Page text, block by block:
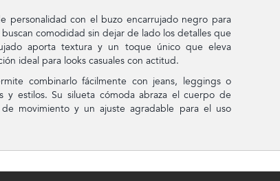
personalidad con el buzo encarrujado negro para
comodidad sin dejar de lado los detalles que
aporta textura y un toque único que eleva
ideal para looks casuales con actitud.
combinarlo fácilmente con jeans, leggings o
y estilos. Su silueta cómoda abraza el cuerpo de
movimiento y un ajuste agradable para el uso